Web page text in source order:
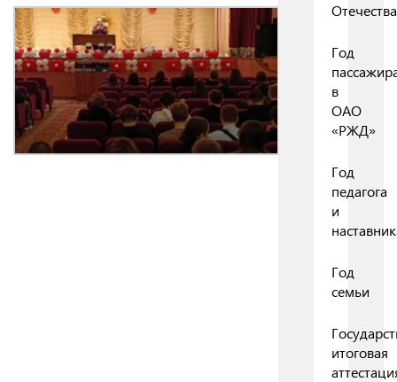
Отечества
Год
в
ОАО
«РЖД»
Год
педагога
и
Год
семьи
итоговая